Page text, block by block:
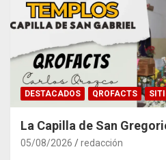
DESTACADOS QROFACTS
La Capilla de San
05/08/2026 redacción